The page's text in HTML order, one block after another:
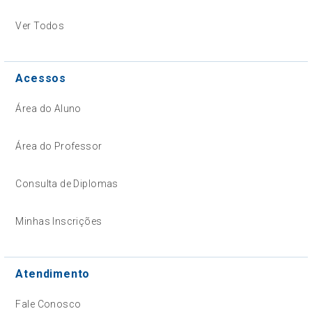
Ver Todos
Acessos
Área do Aluno
Área do Professor
Consulta de Diplomas
Minhas Inscrições
Atendimento
Fale Conosco